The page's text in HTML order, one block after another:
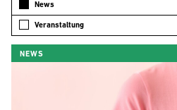
News
Veranstaltung
NEWS